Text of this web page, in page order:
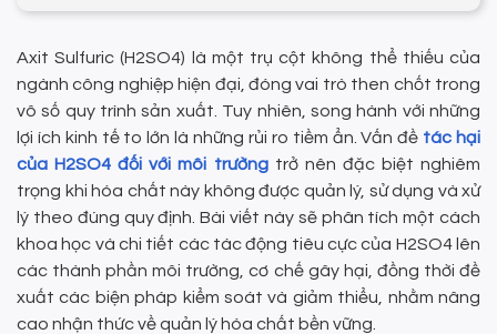
Axit Sulfuric (H2SO4) là một trụ cột không thể thiếu của
ngành công nghiệp hiện đại, đóng vai trò then chốt trong
vô số quy trình sản xuất. Tuy nhiên, song hành với những
lợi ích kinh tế to lớn là những rủi ro tiềm ẩn. Vấn đề tác hại
của H2SO4 đối với môi trườngtrở nên đặc biệt nghiêm
trọng khi hóa chất này không được quản lý, sử dụng và xử
lý theo đúng quy định. Bài viết này sẽ phân tích một cách
khoa học và chi tiết các tác động tiêu cực của H2SO4 lên
các thành phần môi trường, cơ chế gây hại, đồng thời đề
xuất các biện pháp kiểm soát và giảm thiểu, nhằm nâng
cao nhận thức về quản lý hóa chất bền vững.